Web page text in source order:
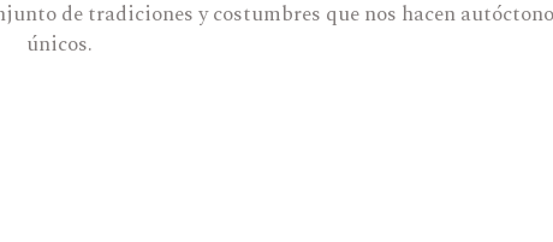
de tradiciones y costumbres que nos hacen
únicos.